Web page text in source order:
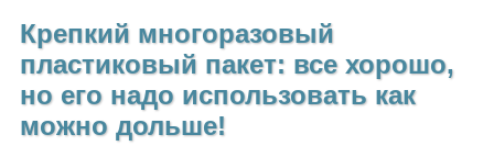
Крепкий многоразовый
пластиковый пакет: все хорошо,
но его надо использовать как
можно дольше!